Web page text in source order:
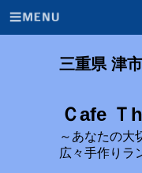
三重県 津
Ｃafe Ｔ
～あなたの大
広々手作りラ